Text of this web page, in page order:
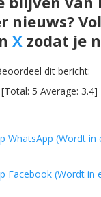
nieuws?
X zodat je
dit bericht:
[Total: 5 Average: 3.4]
WhatsApp (Wordt in
Facebook (Wordt in